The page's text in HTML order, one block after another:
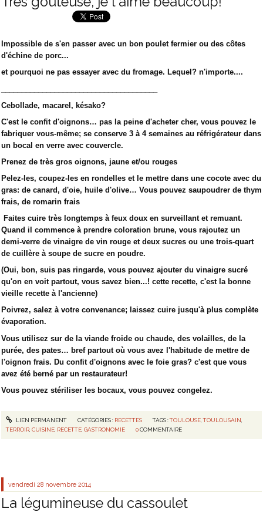
Impossible de s'en passer avec un bon poulet fermier ou des côtes
d'échine de porc...
et pourquoi ne pas essayer avec du fromage. Lequel? n'importe....
Cebollade, macarel, késako?
C'est le confit d'oignons… pas la peine d'acheter cher, vous pouvez le
fabriquer vous-même; se conserve 3 à 4 semaines au réfrigérateur dans
un bocal en verre avec couvercle.
Prenez de très gros oignons, jaune et/ou rouges
Pelez-les, coupez-les en rondelles et le mettre dans une cocote avec du
gras: de canard, d'oie, huile d'olive… Vous pouvez saupoudrer de thym
frais, de romarin frais
Faites cuire très longtemps à feux doux en surveillant et remuant.
Quand il commence à prendre coloration brune, vous rajoutez un
demi-verre de vinaigre de vin rouge et deux sucres ou une trois-quart
de cuillère à soupe de sucre en poudre.
(Oui, bon, suis pas ringarde, vous pouvez ajouter du vinaigre sucré
qu'on en voit partout, vous savez bien...! cette recette, c'est la bonne
vieille recette à l'ancienne)
Poivrez, salez à votre convenance; laissez cuire jusqu'à plus complète
évaporation.
Vous utilisez sur de la viande froide ou chaude, des volailles, de la
purée, des pates… bref partout où vous avez l'habitude de mettre de
l'oignon frais. Du confit d'oignons avec le foie gras? c'est que vous
avez été berné par un restaurateur!
Vous pouvez stériliser les bocaux, vous pouvez congelez.
LIEN PERMANENT CATÉGORIES : RECETTES TAGS :TOULOUSE,TOULOUSAIN,
TERROIR,CUISINE, RECETTE,GASTRONOMIE 0 COMMENTAIRE
vendredi 28 novembre 2014
La légumineuse du cassoulet